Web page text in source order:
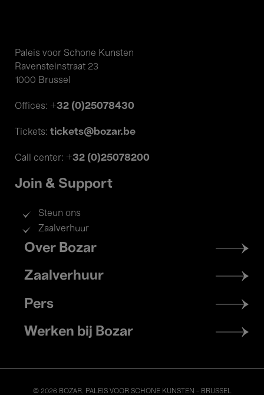
Paleis voor Schone Kunsten
Ravensteinstraat 23
1000 Brussel
Offices: +32 (0)25078430
Tickets: tickets@bozar.be
Call center: +32 (0)25078200
Join & Support
Steun ons
Zaalverhuur
Footer
menu
Over Bozar
Zaalverhuur
Pers
Werken bij Bozar
© 2026 BOZAR. PALEIS VOOR SCHONE KUNSTEN - BRUSSEL